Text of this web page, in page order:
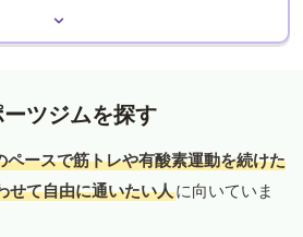
ツジムを探す
ペースで筋トレや有酸素運動を続けた
せて自由に通いたい人に向いていま